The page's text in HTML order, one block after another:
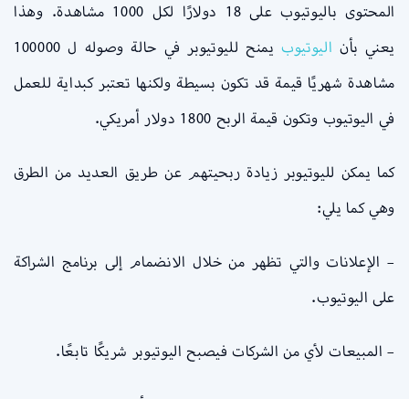
المحتوى باليوتيوب على 18 دولارًا لكل 1000 مشاهدة. وهذا
يعني بأن اليوتيوب
يمنح لليوتيوبر في حالة وصوله ل 100000
مشاهدة شهريًا قيمة قد تكون بسيطة ولكنها تعتبر كبداية للعمل
في اليوتيوب وتكون قيمة الربح 1800 دولار أمريكي.
كما يمكن لليوتيوبر زيادة ربحيتهم عن طريق العديد من الطرق
وهي كما يلي:
– الإعلانات والتي تظهر من خلال الانضمام إلى برنامج الشراكة
على اليوتيوب.
– المبيعات لأي من الشركات فيصبح اليوتيوبر شريكًا تابعًا.